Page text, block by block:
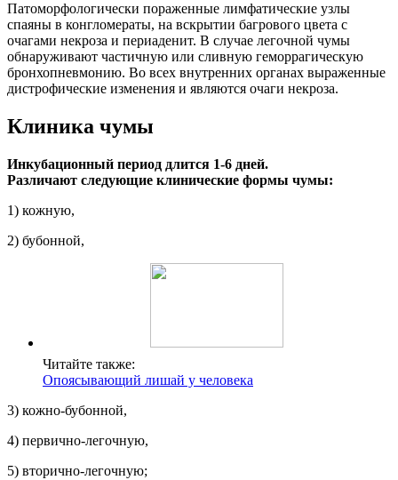
Патоморфологически пораженные лимфатические узлы
спаяны в конгломераты, на вскрытии багрового цвета с
очагами некроза и периаденит. В случае легочной чумы
обнаруживают частичную или сливную геморрагическую
бронхопневмонию. Во всех внутренних органах выраженные
дистрофические изменения и являются очаги некроза.
Клиника чумы
Инкубационный период длится 1-6 дней.
Различают следующие клинические формы чумы:
1) кожную,
2) бубонной,
Читайте также:
Опоясывающий лишай у человека
3) кожно-бубонной,
4) первично-легочную,
5) вторично-легочную;